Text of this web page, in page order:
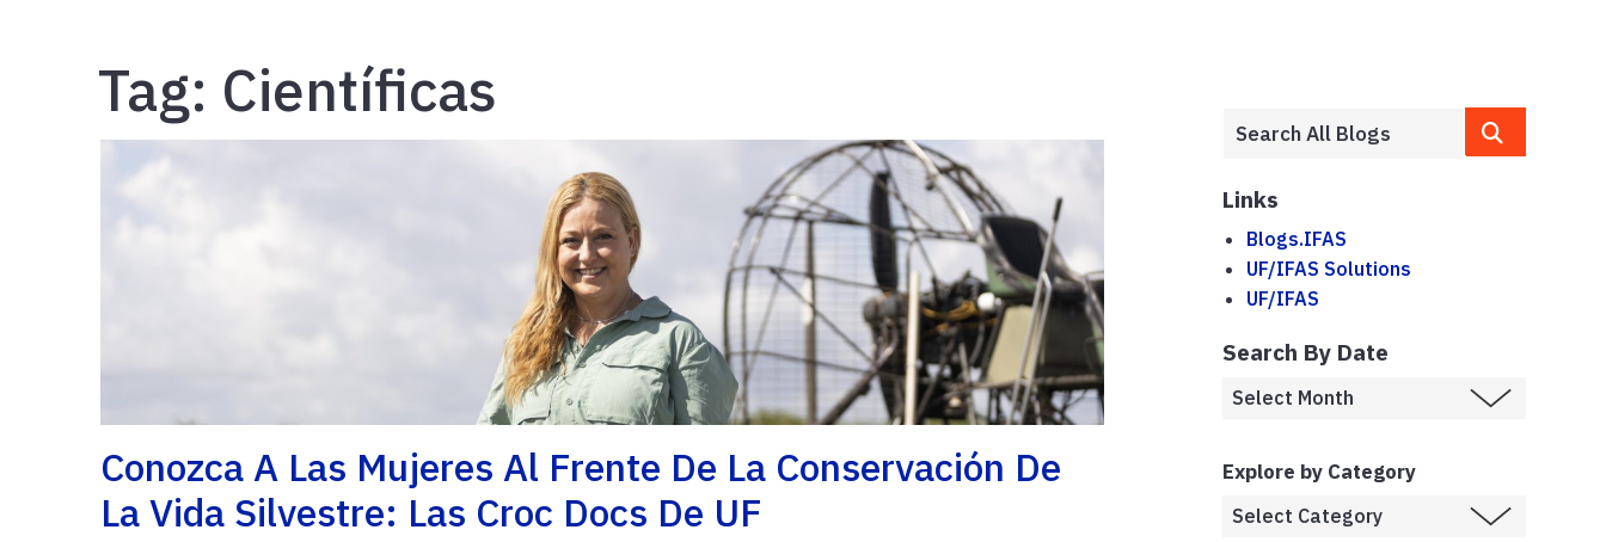
Tag: Científicas
Conozca A Las Mujeres Al Frente De La Conservación De
La Vida Silvestre: Las Croc Docs De UF
Links
Blogs.IFAS
UF/IFAS Solutions
UF/IFAS
Search By Date
Explore by Category